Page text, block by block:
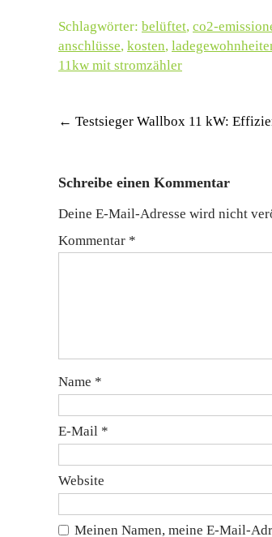
Schlagwörter: belüftet, co2-
anschlüsse, kosten,
11kw mit stromzähler
Post
← Testsieger Wallbox 11 kW:
Schreibe einen Kommentar
Deine E-Mail-Adresse wird nicht
Kommentar *
Name *
E-Mail *
Website
Meinen Namen, meine E-Mail-